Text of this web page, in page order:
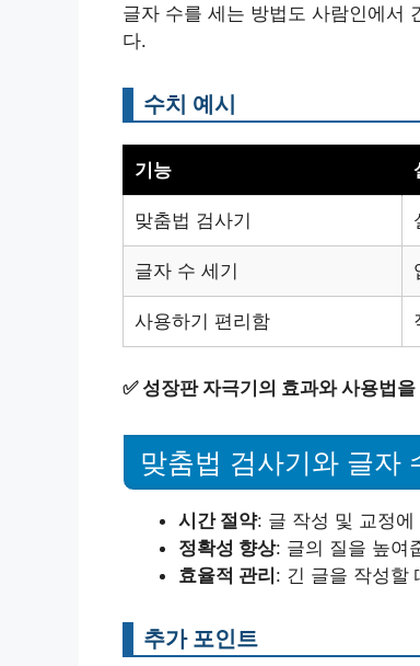
글자 수를 세는 방법도 사람인에서
다.
수치 예시
기능
맞춤법 검사기
글자 수 세기
사용하기 편리함
✅성장판 자극기의 효과와 사용법
맞춤법 검사기와 글자
시간 절약: 글 작성 및 교정
정확성 향상: 글의 질을 높여
효율적 관리: 긴 글을 작성할
추가 포인트